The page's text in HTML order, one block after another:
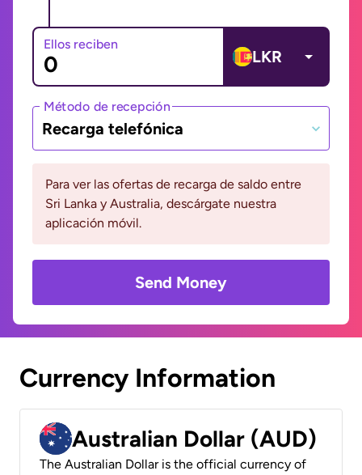
Ellos reciben
LKR
Método de recepción
Recarga telefónica
Para ver las ofertas de recarga de saldo entre
Sri Lanka y Australia, descárgate nuestra
aplicación móvil.
Send Money
Currency Information
Australian Dollar (AUD)
The Australian Dollar is the official currency of